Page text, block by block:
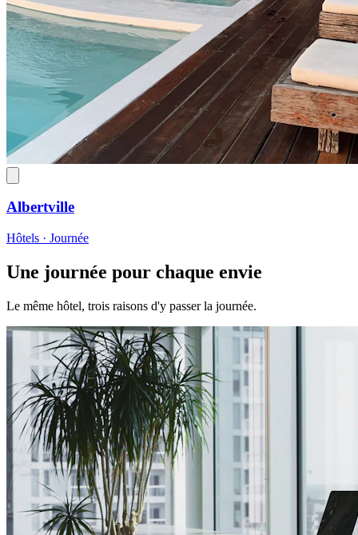
Albertville
Hôtels · Journée
Une journée pour chaque envie
Le même hôtel, trois raisons d'y passer la journée.